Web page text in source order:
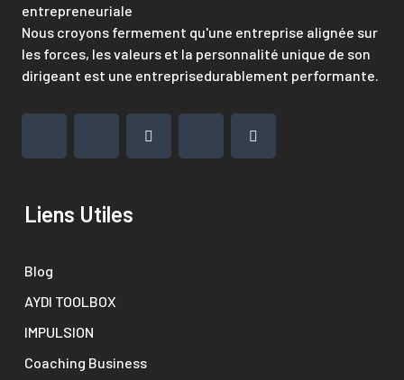
entrepreneuriale
Nous croyons fermement qu'une entreprise alignée sur
les forces, les valeurs et la personnalité unique de son
dirigeant est une entreprisedurablement performante.
Liens Utiles
Blog
AYDI TOOLBOX
IMPULSION
Coaching Business